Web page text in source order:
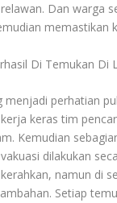
Dan warga
memastikan
Di Temukan Di
menjadi perhatian
keras tim
Kemudian
dilakukan
namun di
Setiap